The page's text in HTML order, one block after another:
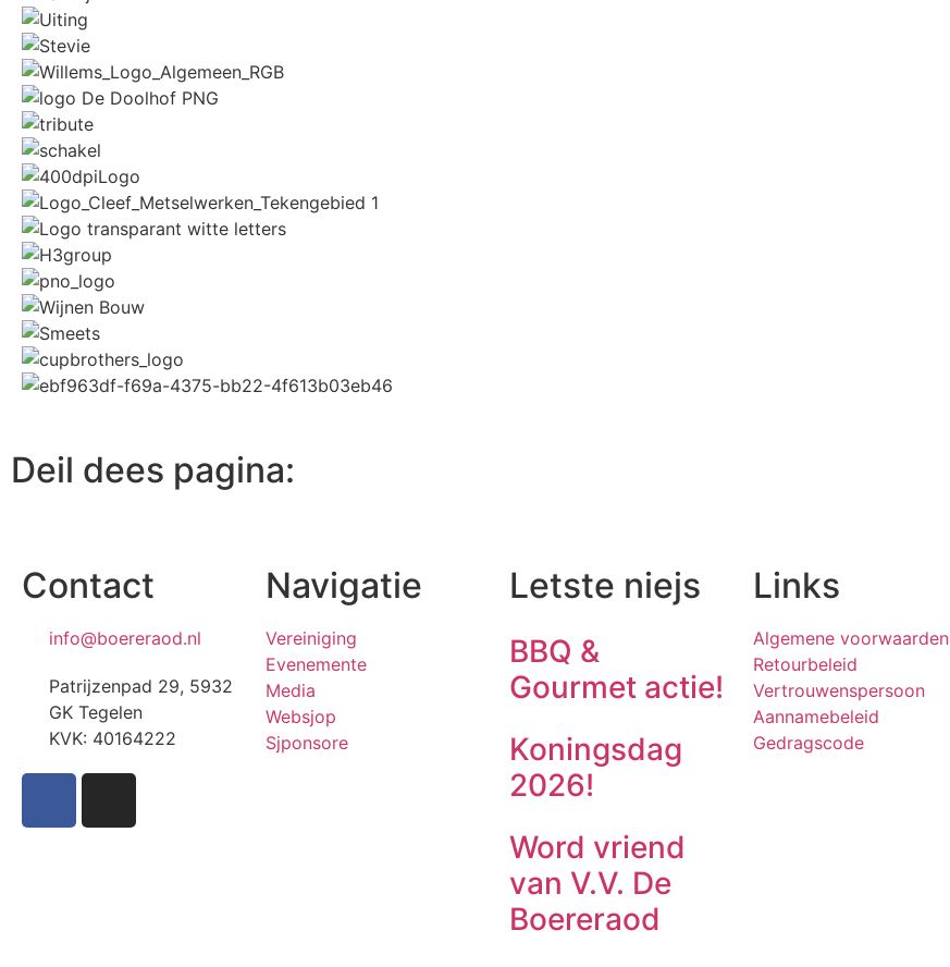
Deil dees pagina:
Contact
info@boereraod.nl
Patrijzenpad 29, 5932
GK Tegelen
KVK: 40164222
Navigatie
Vereiniging
Evenemente
Media
Websjop
Sjponsore
Letste niejs
BBQ &
Gourmet actie!
Koningsdag
2026!
Word vriend
van V.V. De
Boereraod
Links
Algemene voorwaarden
Retourbeleid
Vertrouwenspersoon
Aannamebeleid
Gedragscode